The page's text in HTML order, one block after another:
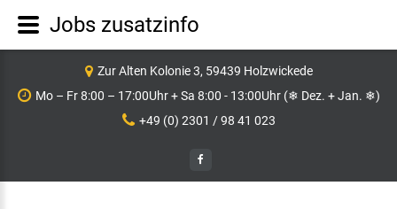
Zur Alten Kolonie 3, 59439 Holzwickede
Mo – Fr 8:00 – 17:00Uhr + Sa 8:00 - 13:00Uhr (❄ Dez. + Jan. ❄)
+49 (0) 2301 / 98 41 023
Jobs zusatzinfo